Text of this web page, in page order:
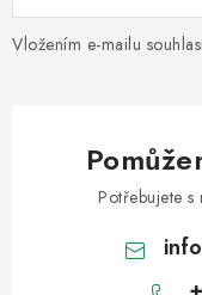
Vložením e-mailu
Potřebujete s
info